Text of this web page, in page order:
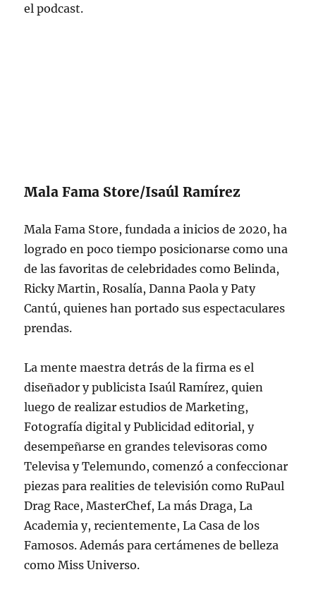
el podcast.
Mala Fama Store/Isaúl Ramírez
Mala Fama Store, fundada a inicios de 2020, ha
logrado en poco tiempo posicionarse como una
de las favoritas de celebridades como Belinda,
Ricky Martin, Rosalía, Danna Paola y Paty
Cantú, quienes han portado sus espectaculares
prendas.
La mente maestra detrás de la firma es el
diseñador y publicista Isaúl Ramírez, quien
luego de realizar estudios de Marketing,
Fotografía digital y Publicidad editorial, y
desempeñarse en grandes televisoras como
Televisa y Telemundo, comenzó a confeccionar
piezas para realities de televisión como RuPaul
Drag Race, MasterChef, La más Draga, La
Academia y, recientemente, La Casa de los
Famosos. Además para certámenes de belleza
como Miss Universo.